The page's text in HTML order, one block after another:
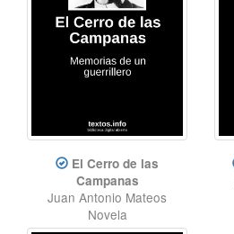
El Cerro de las
Campanas
Juan Antonio Mateos
Novela